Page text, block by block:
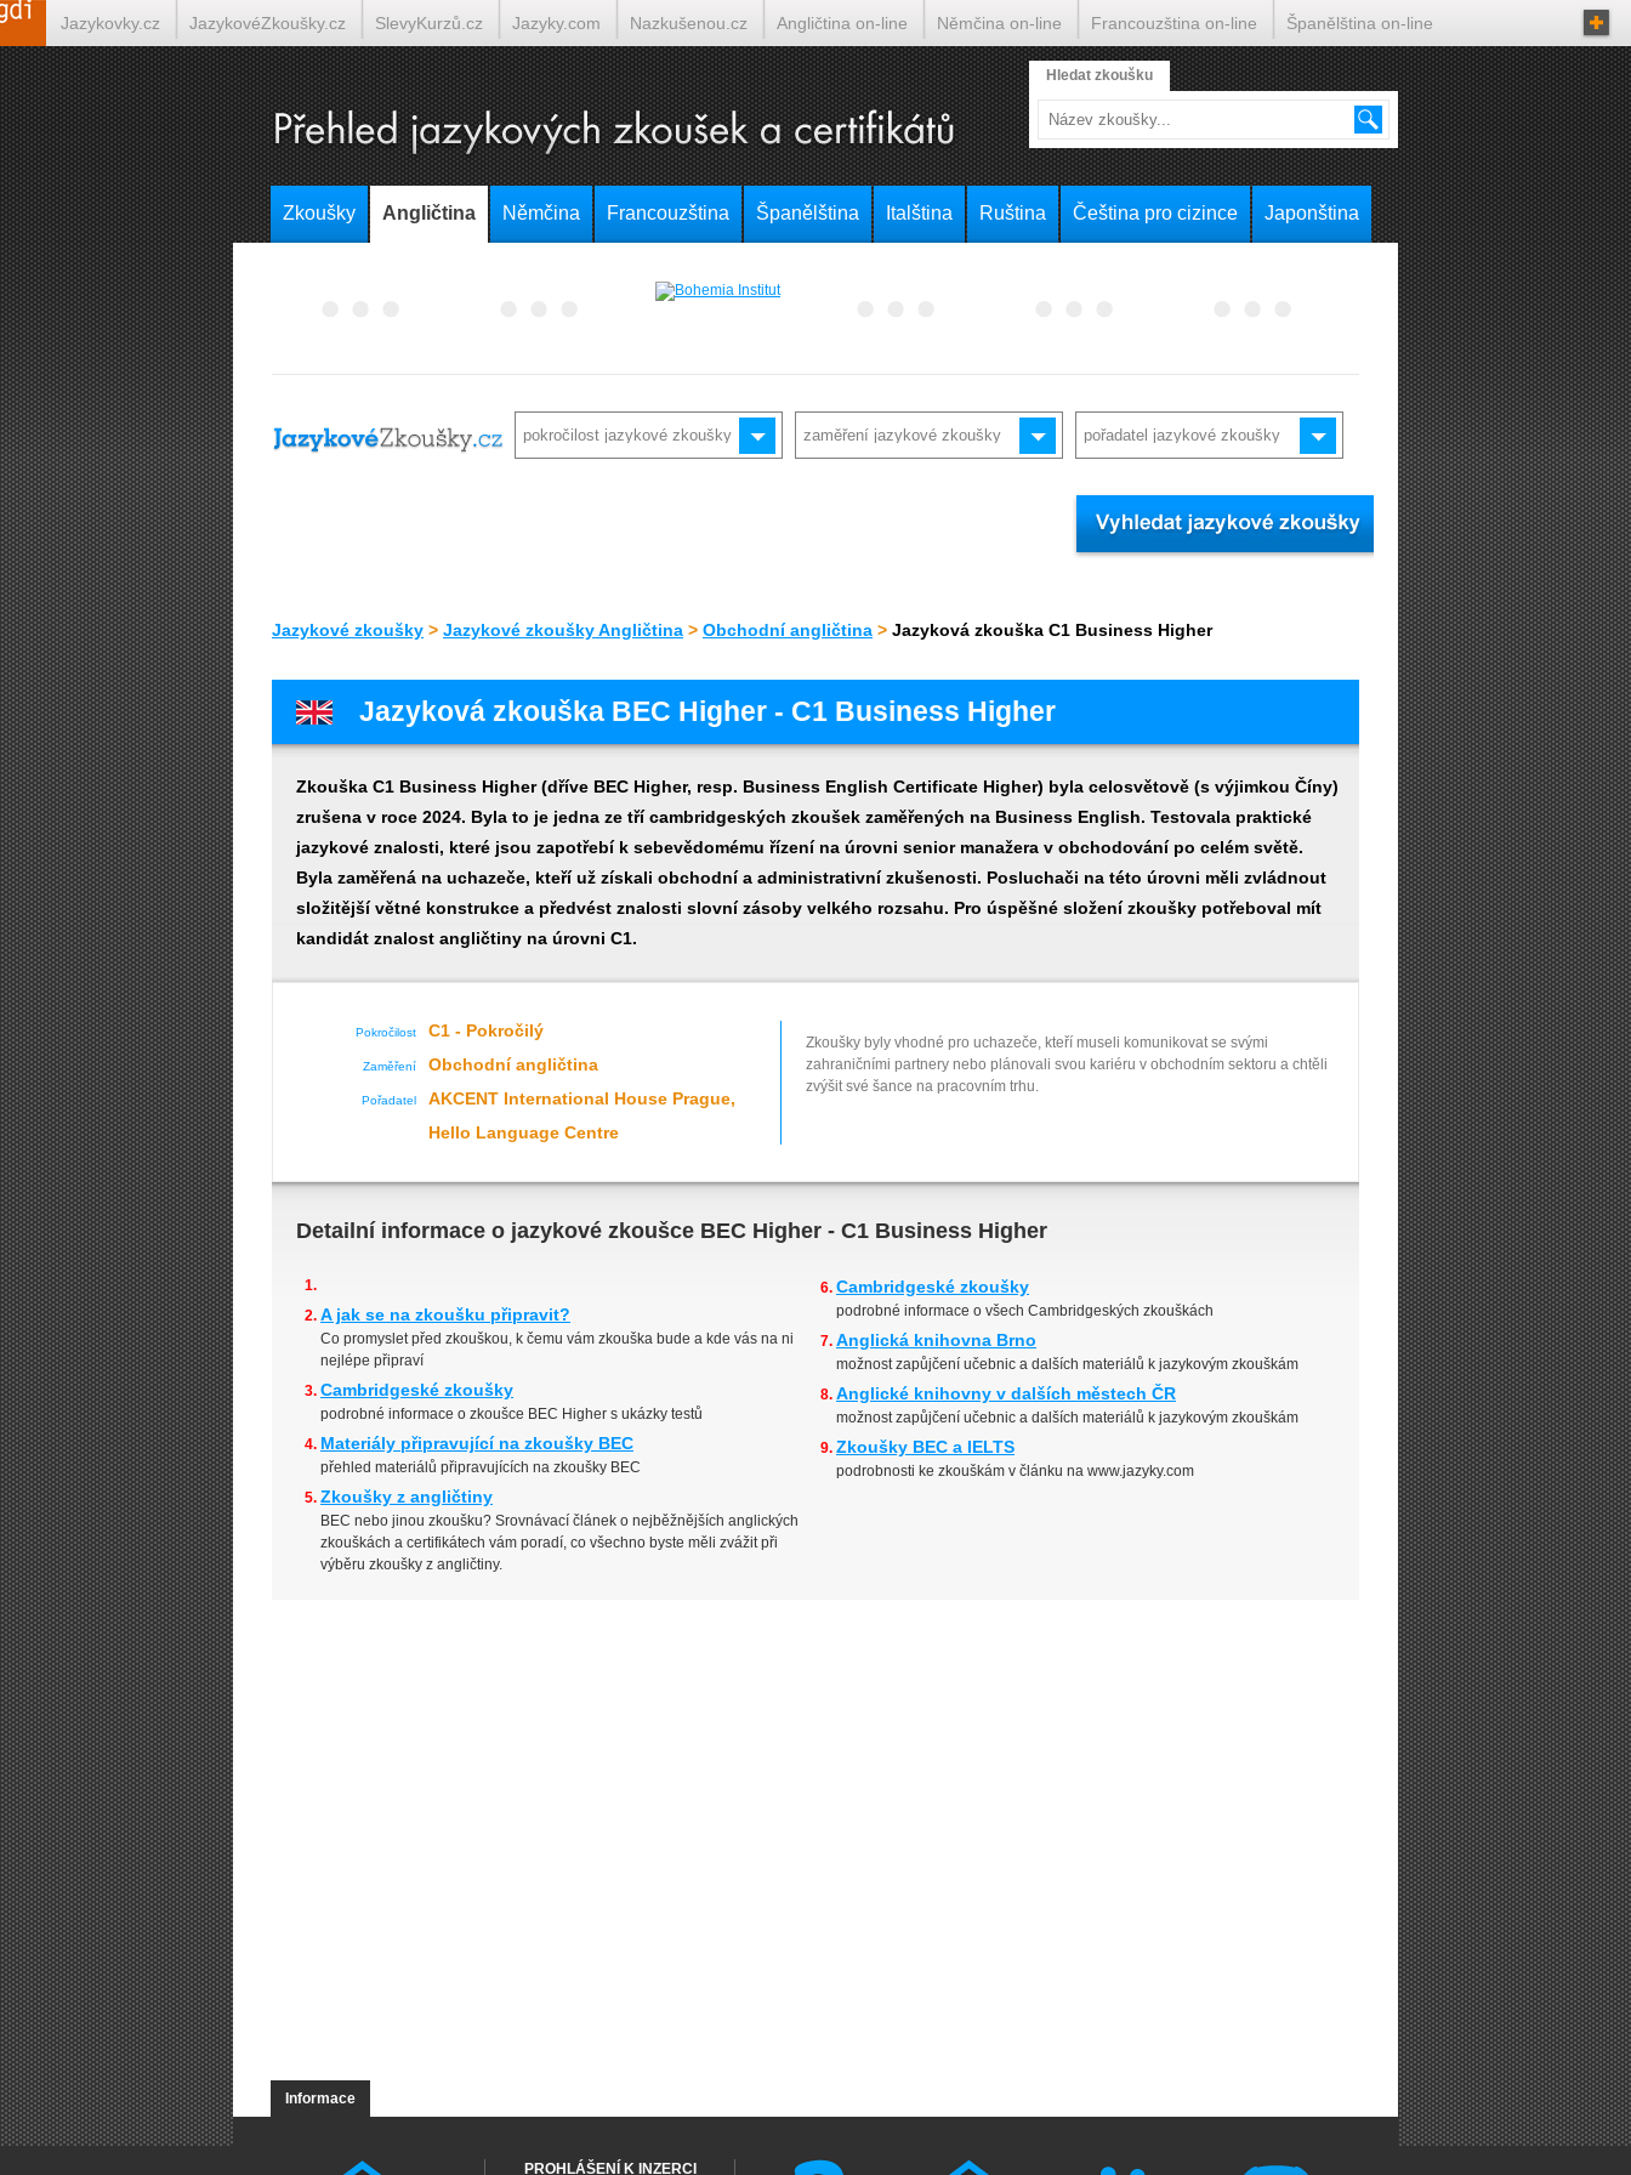
Jazykovky.cz JazykovéZkoušky.cz SlevyKurzů.cz Jazyky.com Nazkušenou.cz Angličtina on-line Němčina on-line Francouzština on-line Španělština on-line
Italština on-line Tlumočení-Překlady.cz Překládá.cz Tlumočí.cz Hledat zkoušku
Zkoušky Angličtina Němčina Francouzština Španělština Italština Ruština Čeština pro cizince Japonština
Jazykové zkoušky > Jazykové zkoušky Angličtina > Obchodní angličtina > Jazyková zkouška C1 Business Higher
Jazyková zkouška BEC Higher - C1 Business Higher
Zkouška C1 Business Higher (dříve BEC Higher, resp. Business English Certificate Higher) byla celosvětově (s výjimkou Číny)
zrušena v roce 2024. Byla to je jedna ze tří cambridgeských zkoušek zaměřených na Business English. Testovala praktické
jazykové znalosti, které jsou zapotřebí k sebevědomému řízení na úrovni senior manažera v obchodování po celém světě.
Byla zaměřená na uchazeče, kteří už získali obchodní a administrativní zkušenosti. Posluchači na této úrovni měli zvládnout
složitější větné konstrukce a předvést znalosti slovní zásoby velkého rozsahu. Pro úspěšné složení zkoušky potřeboval mít
kandidát znalost angličtiny na úrovni C1.
Pokročilost C1 - Pokročilý
Zaměření Obchodní angličtina
Pořadatel
AKCENT International House Prague,
Hello Language Centre
Zkoušky byly vhodné pro uchazeče, kteří museli komunikovat se svými
zahraničními partnery nebo plánovali svou kariéru v obchodním sektoru a chtěli
zvýšit své šance na pracovním trhu.
Detailní informace o jazykové zkoušce BEC Higher - C1 Business Higher
A jak se na zkoušku připravit?
Co promyslet před zkouškou, k čemu vám zkouška bude a kde vás na ni
nejlépe připraví
Cambridgeské zkoušky
podrobné informace o zkoušce BEC Higher s ukázky testů
Materiály připravující na zkoušky BEC
přehled materiálů připravujících na zkoušky BEC
Zkoušky z angličtiny
BEC nebo jinou zkoušku? Srovnávací článek o nejběžnějších anglických
zkouškách a certifikátech vám poradí, co všechno byste měli zvážit při
výběru zkoušky z angličtiny.
Cambridgeské zkoušky
podrobné informace o všech Cambridgeských zkouškách
Anglická knihovna Brno
možnost zapůjčení učebnic a dalších materiálů k jazykovým zkouškám
Anglické knihovny v dalších městech ČR
možnost zapůjčení učebnic a dalších materiálů k jazykovým zkouškám
Zkoušky BEC a IELTS
podrobnosti ke zkouškám v článku na www.jazyky.com
Informace
PROHLÁŠENÍ K INZERCI